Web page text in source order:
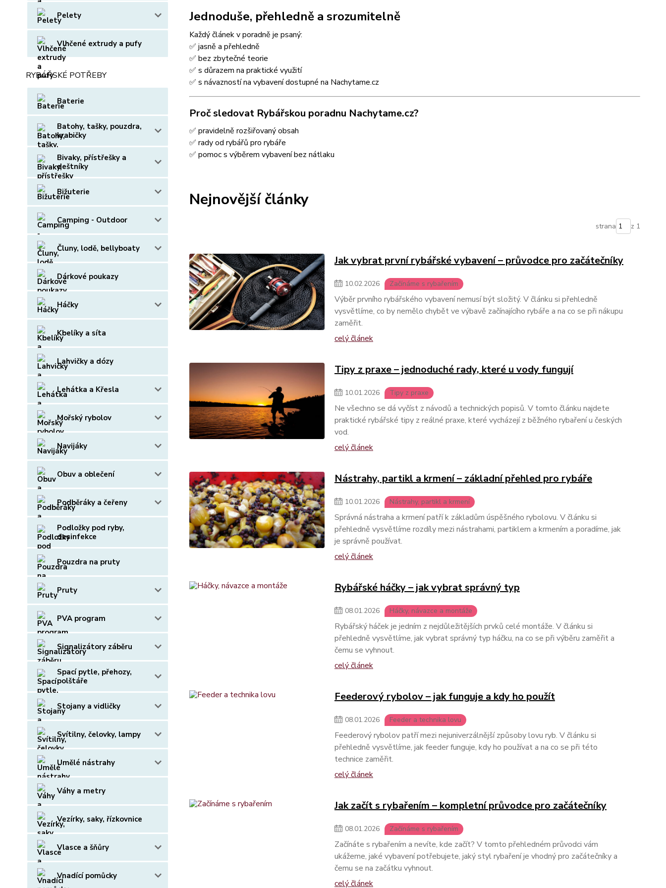
Pelety
Vlhčené extrudy a pufy
RYBÁŘSKÉ POTŘEBY
Baterie
Batohy, tašky, pouzdra,
krabičky
Bivaky, přístřešky a
deštníky
Bižuterie
Camping - Outdoor
Čluny, lodě, bellyboaty
Dárkové poukazy
Háčky
Kbelíky a síta
Lahvičky a dózy
Lehátka a Křesla
Mořský rybolov
Navijáky
Obuv a oblečení
Podběráky a čeřeny
Podložky pod ryby,
desinfekce
Pouzdra na pruty
Pruty
PVA program
Signalizátory záběru
Spací pytle, přehozy,
polštáře
Stojany a vidličky
Svítilny, čelovky, lampy
Umělé nástrahy
Váhy a metry
Vezírky, saky, řízkovnice
Vlasce a šňůry
Vnadící pomůcky
Jednoduše, přehledně a srozumitelně
Každý článek v poradně je psaný:
✅ jasně a přehledně
✅ bez zbytečné teorie
✅ s důrazem na praktické využití
✅ s návazností na vybavení dostupné na Nachytame.cz
Proč sledovat Rybářskou poradnu Nachytame.cz?
✅ pravidelně rozšiřovaný obsah
✅ rady od rybářů pro rybáře
✅ pomoc s výběrem vybavení bez nátlaku
Nejnovější články
strana z 1
Jak vybrat první rybářské vybavení – průvodce pro začátečníky
10.02.2026 Začínáme s rybařením
Výběr prvního rybářského vybavení nemusí být složitý. V článku si přehledně
vysvětlíme, co by nemělo chybět ve výbavě začínajícího rybáře a na co se při nákupu
zaměřit.
celý článek
Tipy z praxe – jednoduché rady, které u vody fungují
10.01.2026 Tipy z praxe
Ne všechno se dá vyčíst z návodů a technických popisů. V tomto článku najdete
praktické rybářské tipy z reálné praxe, které vycházejí z běžného rybaření u českých
vod.
celý článek
Nástrahy, partikl a krmení – základní přehled pro rybáře
10.01.2026 Nástrahy, partikl a krmení
Správná nástraha a krmení patří k základům úspěšného rybolovu. V článku si
přehledně vysvětlíme rozdíly mezi nástrahami, partiklem a krmením a poradíme, jak
je správně používat.
celý článek
Rybářské háčky – jak vybrat správný typ
08.01.2026 Háčky, návazce a montáže
Rybářský háček je jedním z nejdůležitějších prvků celé montáže. V článku si
přehledně vysvětlíme, jak vybrat správný typ háčku, na co se při výběru zaměřit a
čemu se vyhnout.
celý článek
Feederový rybolov – jak funguje a kdy ho použít
08.01.2026 Feeder a technika lovu
Feederový rybolov patří mezi nejuniverzálnější způsoby lovu ryb. V článku si
přehledně vysvětlíme, jak feeder funguje, kdy ho používat a na co se při této
technice zaměřit.
celý článek
Jak začít s rybařením – kompletní průvodce pro začátečníky
08.01.2026 Začínáme s rybařením
Začínáte s rybařením a nevíte, kde začít? V tomto přehledném průvodci vám
ukážeme, jaké vybavení potřebujete, jaký styl rybaření je vhodný pro začátečníky a
čemu se na začátku vyhnout.
celý článek